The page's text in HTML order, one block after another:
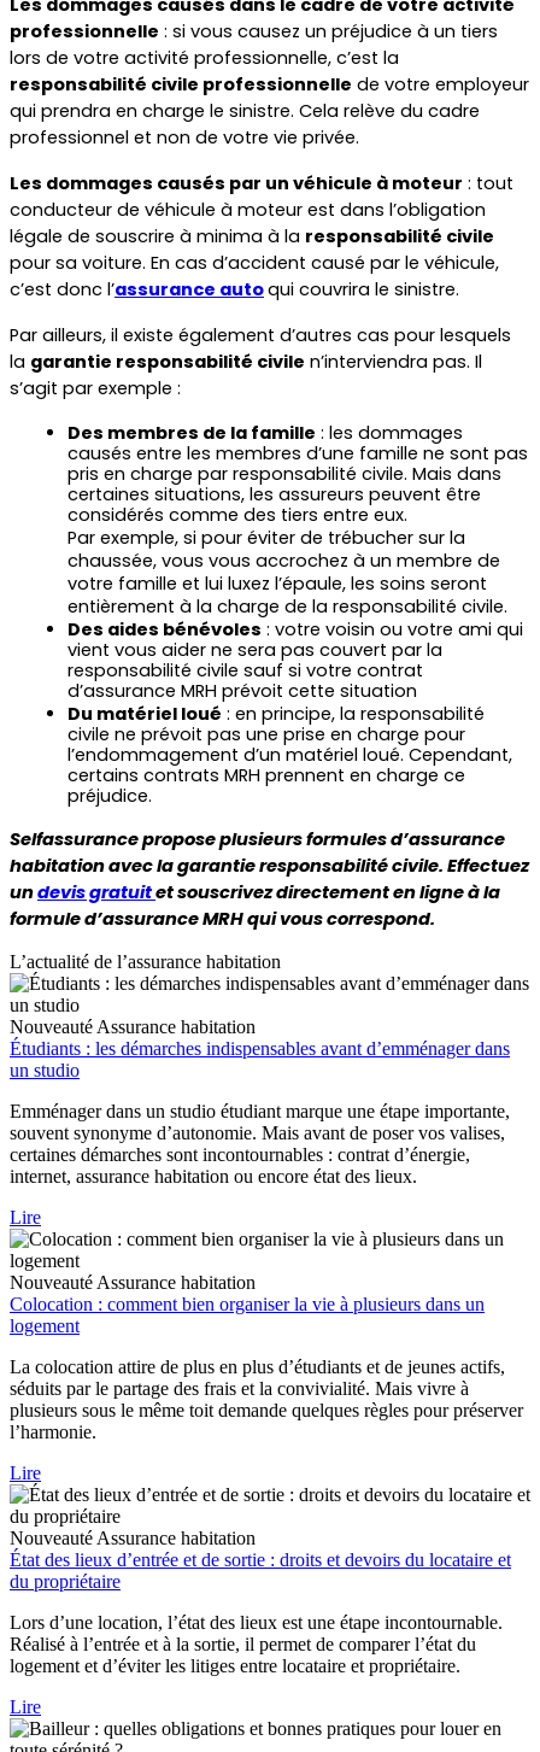
professionnelle : si vous causez un préjudice à un tiers
responsabilité civile professionnelle de votre employeur
qui prendra en charge le sinistre. Cela relève du cadre
professionnel et non de votre vie privée.
Les dommages causés par un véhicule à moteur : tout
conducteur de véhicule à moteur est dans l’obligation
légale de souscrire à minima à la responsabilité civile
pour sa voiture. En cas d’accident causé par le véhicule,
c’est donc l’assurance autoqui couvrira le sinistre.
Par ailleurs, il existe également d’autres cas pour lesquels
la garantie responsabilité civile n’interviendra pas. Il
s’agit par exemple :
Des membres de la famille : les dommages
causés entre les membres d’une famille ne sont pas
pris en charge par responsabilité civile. Mais dans
certaines situations, les assureurs peuvent être
considérés comme des tiers entre eux.
Par exemple, si pour éviter de trébucher sur la
chaussée, vous vous accrochez à un membre de
votre famille et lui luxez l’épaule, les soins seront
entièrement à la charge de la responsabilité civile.
Des aides bénévoles : votre voisin ou votre ami qui
vient vous aider ne sera pas couvert par la
responsabilité civile sauf si votre contrat
d’assurance MRH prévoit cette situation
Du matériel loué : en principe, la responsabilité
civile ne prévoit pas une prise en charge pour
l’endommagement d’un matériel loué. Cependant,
certains contrats MRH prennent en charge ce
préjudice.
Selfassurance propose plusieurs formules d’assurance
habitation avec la garantie responsabilité civile. Effectuez
un devis gratuit et souscrivez directement en ligne à la
formule d’assurance MRH qui vous correspond.
L’actualité de l’assurance habitation
Nouveauté Assurance habitation
Étudiants : les démarches indispensables avant d’emménager dans
un studio
Emménager dans un studio étudiant marque une étape importante,
souvent synonyme d’autonomie. Mais avant de poser vos valises,
certaines démarches sont incontournables : contrat d’énergie,
internet, assurance habitation ou encore état des lieux.
Lire
Nouveauté Assurance habitation
Colocation : comment bien organiser la vie à plusieurs dans un
logement
La colocation attire de plus en plus d’étudiants et de jeunes actifs,
séduits par le partage des frais et la convivialité. Mais vivre à
plusieurs sous le même toit demande quelques règles pour préserver
l’harmonie.
Lire
Nouveauté Assurance habitation
État des lieux d’entrée et de sortie : droits et devoirs du locataire et
du propriétaire
Lors d’une location, l’état des lieux est une étape incontournable.
Réalisé à l’entrée et à la sortie, il permet de comparer l’état du
logement et d’éviter les litiges entre locataire et propriétaire.
Lire